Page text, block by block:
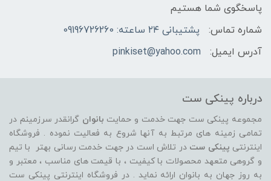
پاسخگوی شما هستیم
شماره تماس:
پشتیبانی ۲۴ ساعته: 09196726260
آدرس ایمیل:
pinkiset@yahoo.com
درباره پینکی ست
مجموعه پینکی ست جهت خدمت و حمایت بانوان گرانقدر سرزمینم در
تمامی زمینه های مرتبط به آنها شروع به فعالیت نموده . فروشگاه
اینترنتی پینکی ست در تلاش است در جهت خدمت رسانی بهتر با تیم
و گروهی متعهد محصولات با کیفیت ، با قیمت های مناسب ، معتبر و
به روز جهان به بانوان ارائه نماید . در فروشگاه اینترنتی پینکی ست